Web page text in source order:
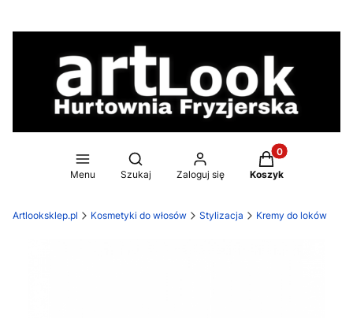
Menu
Otwórz wyszukiwarkę
Szukaj Zaloguj się
Produkty w
Koszyk
Artlooksklep.pl Kosmetyki do włosów Stylizacja Kremy do loków